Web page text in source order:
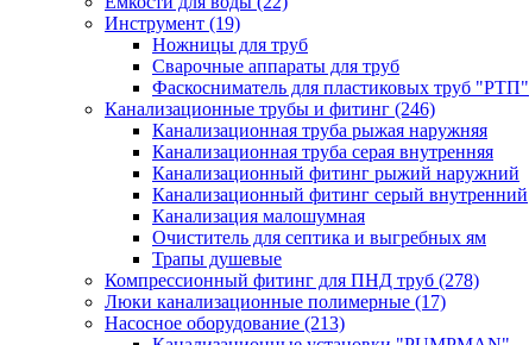
Инструмент (19)
Ножницы для труб
Сварочные аппараты для труб
Фаскосниматель для пластиковых труб "РТП"
Канализационные трубы и фитинг (246)
Канализационная труба рыжая наружняя
Канализационная труба серая внутренняя
Канализационный фитинг рыжий наружний
Канализационный фитинг серый внутренний
Канализация малошумная
Очиститель для септика и выгребных ям
Трапы душевые
Компрессионный фитинг для ПНД труб (278)
Люки канализационные полимерные (17)
Насосное оборудование (213)